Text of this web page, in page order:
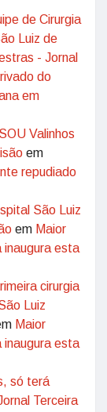
de Cirurgia
Luiz de
- Jornal
do
em
Valinhos
em
repudiado
São Luiz
em Maior
inaugura esta
cirurgia
Luiz
Maior
inaugura esta
só terá
Terceira